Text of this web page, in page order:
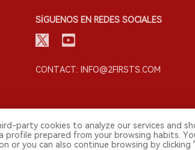
SÍGUENOS EN REDES SOCIALES
CONTACT: INFO@2FIRSTS.COM
party cookies to analyze our services and
profile prepared from your browsing habits.
or you can also continue browsing by clicking